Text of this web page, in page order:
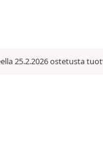
25.2.2026 ostetusta